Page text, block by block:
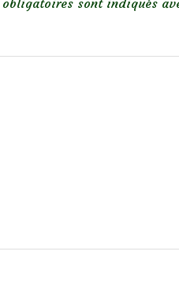
obligatoires sont indiqués